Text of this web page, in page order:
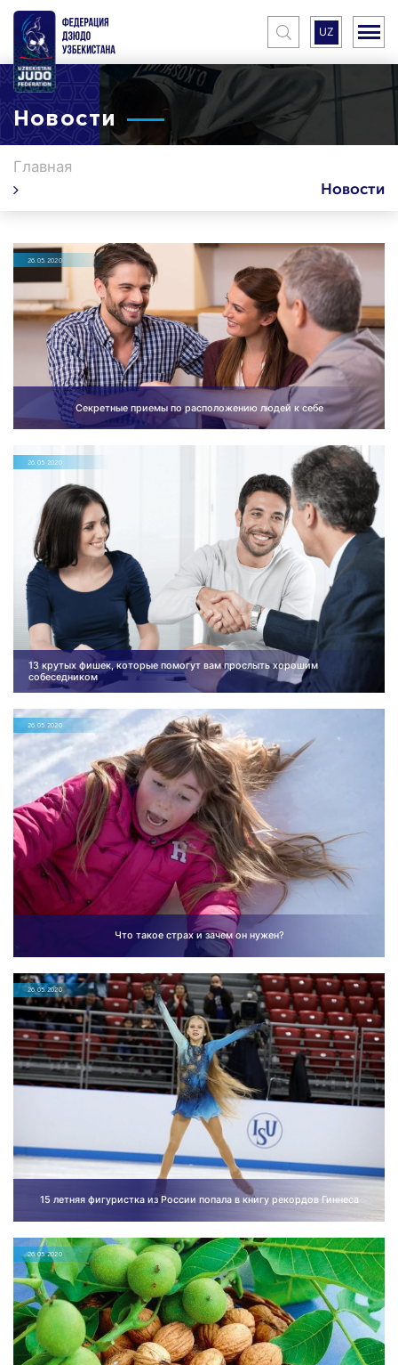
UZ
Новости
Главная
Новости
26.05.2020
Секретные приемы по расположению людей к себе
26.05.2020
13 крутых фишек, которые помогут вам прослыть хорошим
собеседником
26.05.2020
Что такое страх и зачем он нужен?
26.05.2020
15 летняя фигуристка из России попала в книгу рекордов Гиннеса
26.05.2020